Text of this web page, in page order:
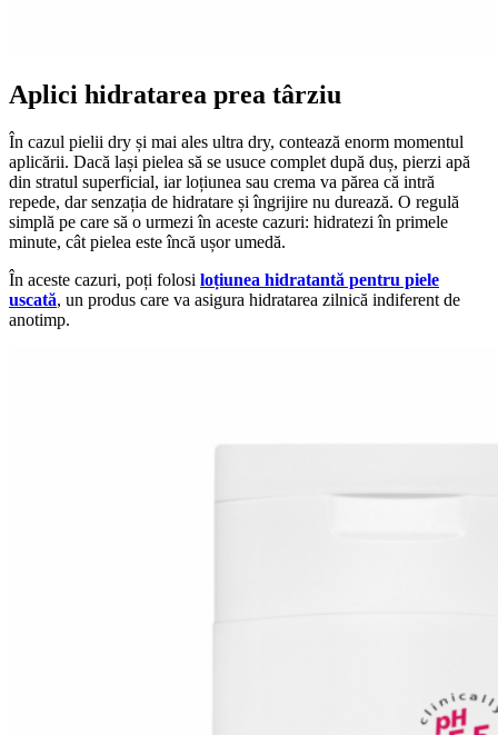
Aplici hidratarea prea târziu
În cazul pielii dry și mai ales ultra dry, contează enorm momentul
aplicării. Dacă lași pielea să se usuce complet după duș, pierzi apă
din stratul superficial, iar loțiunea sau crema va părea că intră
repede, dar senzația de hidratare și îngrijire nu durează. O regulă
simplă pe care să o urmezi în aceste cazuri: hidratezi în primele
minute, cât pielea este încă ușor umedă.
În aceste cazuri, poți folosi loțiunea hidratantă pentru piele
uscată, un produs care va asigura hidratarea zilnică indiferent de
anotimp.